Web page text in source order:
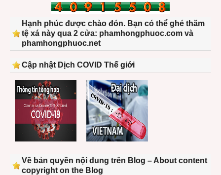
Hạnh phúc được chào đón. Bạn có thể ghé thăm
tệ xá này qua 2 cửa: phamhongphuoc.com và
phamhongphuoc.net
Cập nhật Dịch COVID Thế giới
Về bản quyền nội dung trên Blog – About content
copyright on the Blog